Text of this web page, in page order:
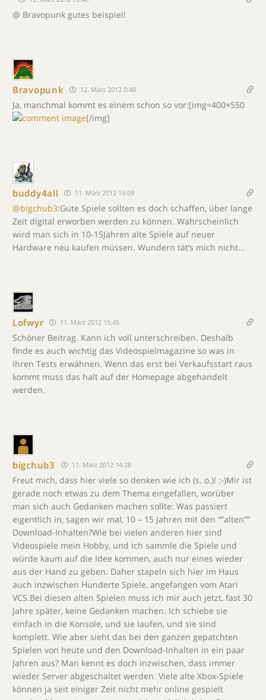
@ Bravopunk gutes beispiel!
Bravopunk 12. März 2012 0:48
Ja, manchmal kommt es einem schon so vor:[img=400×550
[/img]
buddy4all 11. März 2012 16:09
@bigchub3:Gute Spiele sollten es doch schaffen, über lange
Zeit digital erworben werden zu können. Wahrscheinlich
wird man sich in 10-15Jahren alte Spiele auf neuer
Hardware neu kaufen müssen. Wundern tät’s mich nicht…
Lofwyr 11. März 2012 15:45
Schöner Beitrag. Kann ich voll unterschreiben. Deshalb
finde es auch wichtig das Videospielmagazine so was in
ihren Tests erwähnen. Wenn das erst bei Verkaufsstart raus
kommt muss das halt auf der Homepage abgehandelt
werden.
bigchub3 11. März 2012 14:28
Freut mich, dass hier viele so denken wie ich (s. o.)! :-)Mir ist
gerade noch etwas zu dem Thema eingefallen, worüber
man sich auch Gedanken machen sollte: Was passiert
eigentlich in, sagen wir mal, 10 – 15 Jahren mit den “”alten””
Download-Inhalten?Wie bei vielen anderen hier sind
Videospiele mein Hobby, und ich sammle die Spiele und
würde kaum auf die Idee kommen, auch nur eines wieder
aus der Hand zu geben. Daher stapeln sich hier im Haus
auch inzwischen Hunderte Spiele, angefangen vom Atari
VCS.Bei diesen alten Spielen muss ich mir auch jetzt, fast 30
Jahre später, keine Gedanken machen. Ich schiebe sie
einfach in die Konsole, und sie laufen, und sie sind
komplett. Wie aber sieht das bei den ganzen gepatchten
Spielen von heute und den Download-Inhalten in ein paar
Jahren aus? Man kennt es doch inzwischen, dass immer
wieder Server abgeschaltet werden. Viele alte Xbox-Spiele
können ja seit einiger Zeit nicht mehr online gespielt